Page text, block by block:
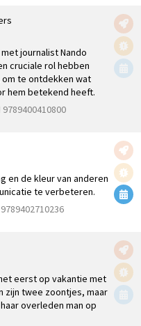
journalist Nando
cruciale rol hebben
te ontdekken wat
hem betekend heeft.
9789400410800
en de kleur van anderen
te verbeteren.
eerst op vakantie met
zijn twee zoontjes, maar
overleden man op